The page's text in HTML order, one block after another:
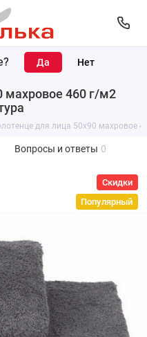
?
махровое 460 г/м2
для лица 50х90 махровое
Вопросы и ответы 0
Скидки
Популярный